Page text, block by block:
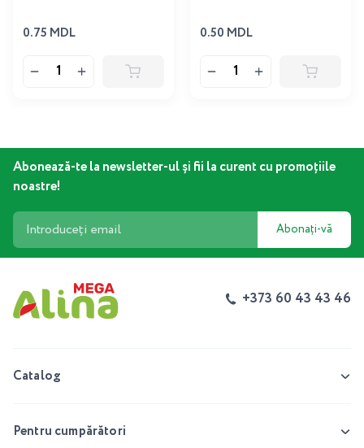
0.75 MDL 0.50 MDL
Abonează-te la newsletter-ul și fii la curent cu promoțiile
noastre!
Abonați-vă
+373 60 43 43 46
Catalog
Pentru cumpărători